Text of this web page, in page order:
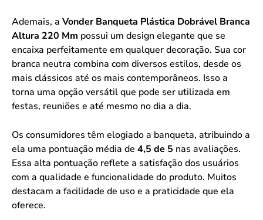
Ademais, a Vonder Banqueta Plástica Dobrável Branca
Altura 220 Mm possui um design elegante que se
encaixa perfeitamente em qualquer decoração. Sua cor
branca neutra combina com diversos estilos, desde os
mais clássicos até os mais contemporâneos. Isso a
torna uma opção versátil que pode ser utilizada em
festas, reuniões e até mesmo no dia a dia.
Os consumidores têm elogiado a banqueta, atribuindo a
ela uma pontuação média de 4,5 de 5 nas avaliações.
Essa alta pontuação reflete a satisfação dos usuários
com a qualidade e funcionalidade do produto. Muitos
destacam a facilidade de uso e a praticidade que ela
oferece.